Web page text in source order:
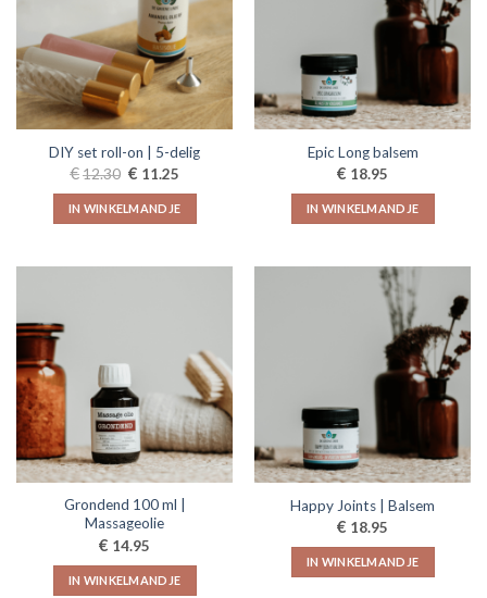
DIY set roll-on | 5-delig
€12.30 Oorspronkelijke
prijs
was:
€12.30.
€ 11.25
is:
€11.25.
IN WINKELMANDJE
Epic Long balsem
€ 18.95
IN WINKELMANDJE
Grondend 100 ml |
Massageolie
€ 14.95
IN WINKELMANDJE
Happy Joints | Balsem
€ 18.95
IN WINKELMANDJE